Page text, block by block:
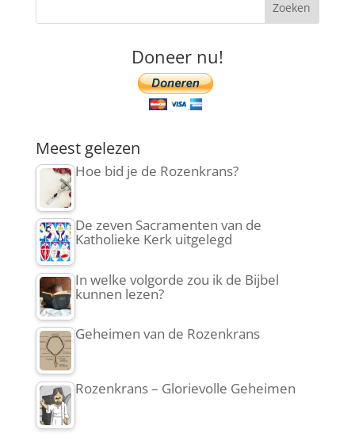
Doneer nu!
Meest gelezen
Hoe bid je de Rozenkrans?
De zeven Sacramenten van de
Katholieke Kerk uitgelegd
In welke volgorde zou ik de Bijbel
kunnen lezen?
Geheimen van de Rozenkrans
Rozenkrans – Glorievolle Geheimen